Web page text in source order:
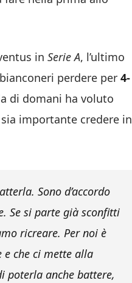
in Serie A, l’ultimo
perdere per 4-
di domani ha voluto
importante credere in
Sono d’accordo
Se si parte già sconfitti
ricreare. Per noi è
e che ci mette alla
poterla anche battere,